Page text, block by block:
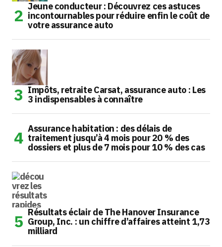
Jeune conducteur : Découvrez ces astuces
incontournables pour réduire enfin le coût de
votre assurance auto
Impôts, retraite Carsat, assurance auto : Les
3 indispensables à connaître
Assurance habitation : des délais de
traitement jusqu’à 4 mois pour 20 % des
dossiers et plus de 7 mois pour 10 % des cas
Résultats éclair de The Hanover Insurance
Group, Inc. : un chiffre d’affaires atteint 1,73
milliard